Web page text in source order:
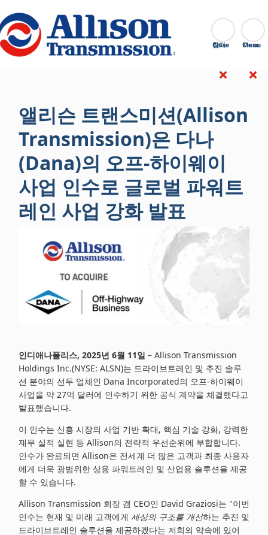
Go Home 찾다
Close
앨리슨 트랜스미션(Allison
Transmission)은 다나
(Dana)의 오프-하이웨이
사업 인수로 글로벌 파워트
레인 사업 강화 발표
인디애나폴리스, 2025년 6월 11일 – Allison Transmission
Holdings Inc.(NYSE: ALSN)는 드라이브트레인 및 추진 솔루
션 분야의 선두 업체인 Dana Incorporated의 오프-하이웨이
사업을 약 27억 달러에 인수하기 위한 공식 계약을 체결했다고
발표했습니다.
이 인수는 신흥 시장의 사업 기반 확대, 핵심 기술 강화, 강력한
재무 실적 실현 등 Allison의 전략적 우선순위에 부합합니다.
인수가 완료되면 Allison은 전세계 더 많은 고객과 최종 사용자
에게 더욱 광범위한 상용 파워트레인 및 산업용 솔루션을 제공
할 수 있습니다.
Allison Transmission 회장 겸 CEO인 David Graziosi는 "이번
인수는 현재 및 미래 고객에게 세상의 구조를 개선하는 추진 및
드라이브트레인 솔루션을 제공하겠다는 저희의 약속에 있어